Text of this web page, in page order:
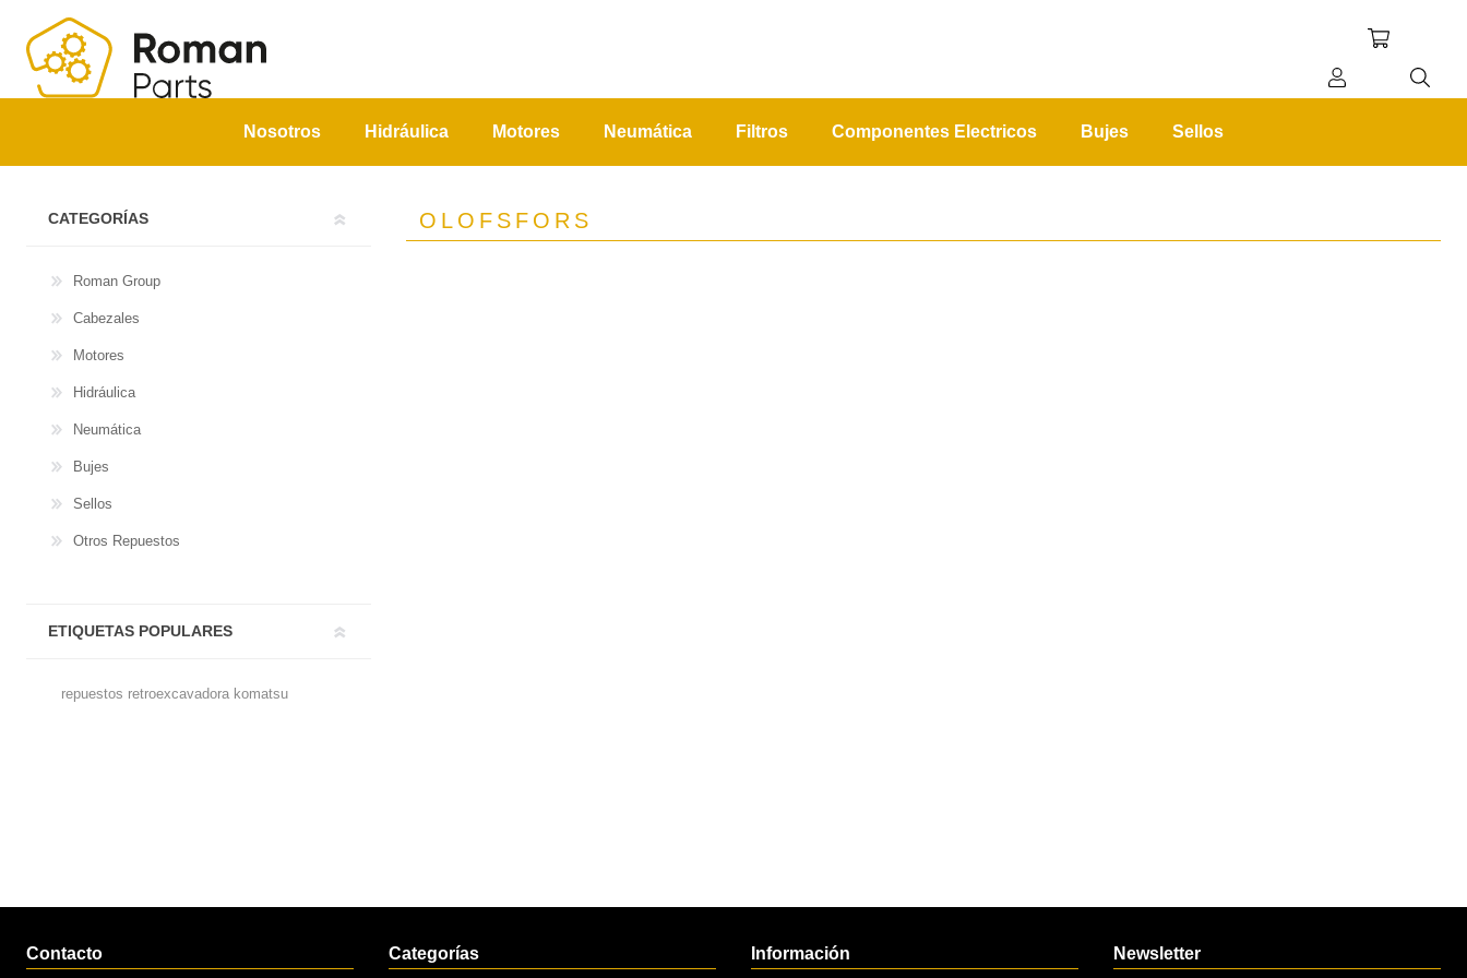
Nosotros Hidráulica Motores Neumática Filtros Componentes Electricos Bujes Sellos
OLOFSFORS
CATEGORÍAS
Roman Group
Cabezales
Motores
Hidráulica
Neumática
Bujes
Sellos
Otros Repuestos
ETIQUETAS POPULARES
repuestos retroexcavadora komatsu
Contacto Categorías Información Newsletter